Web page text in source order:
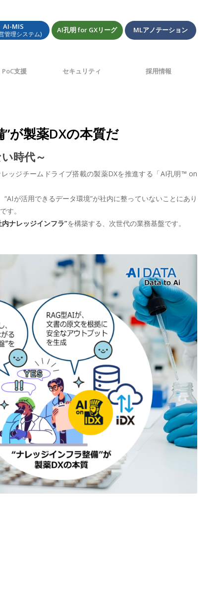
AI-MIS
管理システム) AI孔明 for GXリーグ MLアノテーション
支援 セキュリティ 採用情報
が製薬DXの本質だ
時代～
ッジチームドライブ搭載の製薬DXを推進する「AI孔明™ on
が活用できるデータ環境”が社内に整っていないことにあり
す。
ナレッジインフラ”を構築する、次世代の業務基盤です。